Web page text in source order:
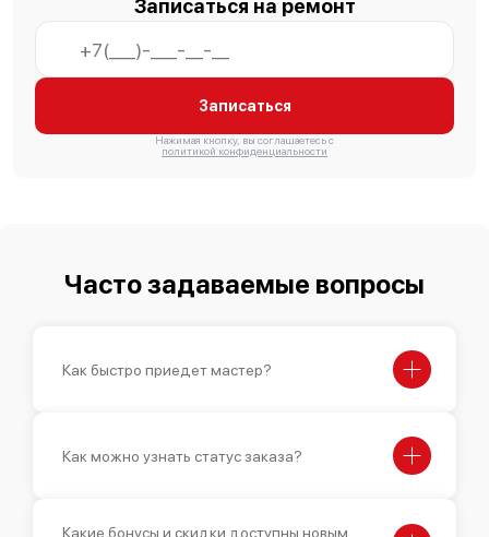
Записаться на ремонт
Записаться
Нажимая кнопку, вы соглашаетесь с
политикой конфиденциальности
Часто задаваемые вопросы
Как быстро приедет мастер?
Как можно узнать статус заказа?
Какие бонусы и скидки доступны новым